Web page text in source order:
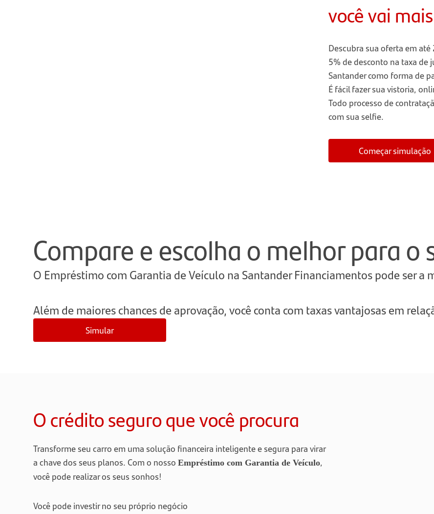
você vai
Descubra sua oferta em
5% de desconto na taxa
Santander como forma de
É fácil fazer sua vistoria,
Todo processo de
com sua selfie.
Começar simulação
Compare e escolha o melhor para o
O Empréstimo com Garantia de Veículo na Santander Financiamentos pode ser a
Além de maiores chances de aprovação, você conta com taxas vantajosas em
Simular
O crédito seguro que você procura
Transforme seu carro em uma solução financeira inteligente e segura para virar
a chave dos seus planos. Com o nosso Empréstimo com Garantia de Veículo,
você pode realizar os seus sonhos!
Você pode investir no seu próprio negócio